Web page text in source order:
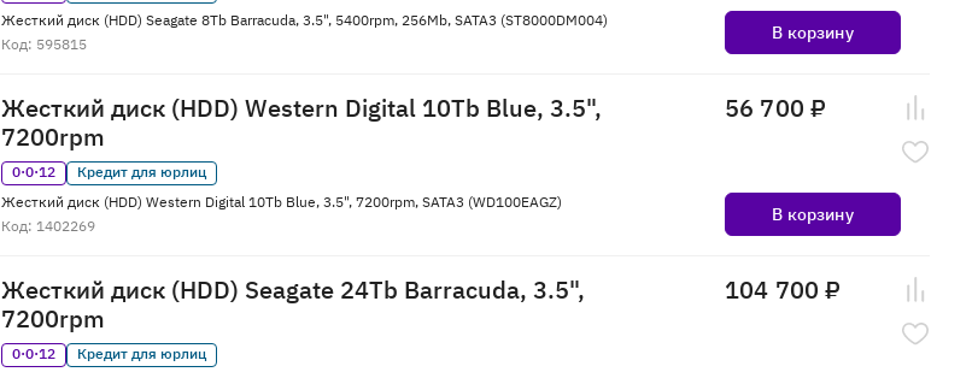
Жесткий диск (HDD) Seagate 8Tb Barracuda, 3.5", 5400rpm, 256Mb, SATA3 (ST8000DM004)
Код: 595815
В корзину
Жесткий диск (HDD) Western Digital 10Tb Blue, 3.5",
7200rpm
0·0·12
Кредит для юрлиц
Жесткий диск (HDD) Western Digital 10Tb Blue, 3.5", 7200rpm, SATA3 (WD100EAGZ)
Код: 1402269
56 700 ₽
В корзину
Жесткий диск (HDD) Seagate 24Tb Barracuda, 3.5",
7200rpm
0·0·12
Кредит для юрлиц
104 700 ₽